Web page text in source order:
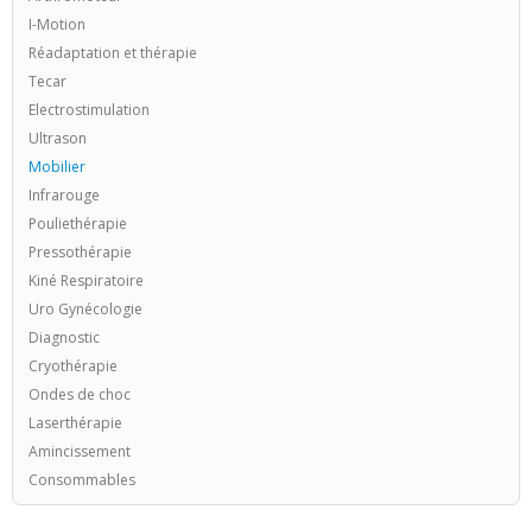
I-Motion
Réadaptation et thérapie
Tecar
Electrostimulation
Ultrason
Mobilier
Infrarouge
Pouliethérapie
Pressothérapie
Kiné Respiratoire
Uro Gynécologie
Diagnostic
Cryothérapie
Ondes de choc
Laserthérapie
Amincissement
Consommables